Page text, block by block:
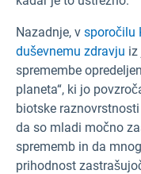
Nazadnje, v sporočilu
duševnemu zdravju iz
spremembe
planeta“, ki jo
biotske
da so mladi močno
sprememb in da
prihodnost